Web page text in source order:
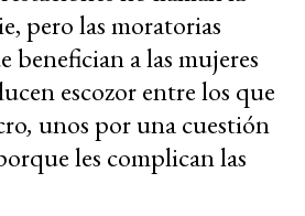
pero las moratorias
benefician a las mujeres
escozor entre los que
, unos por una cuestión
les complican las